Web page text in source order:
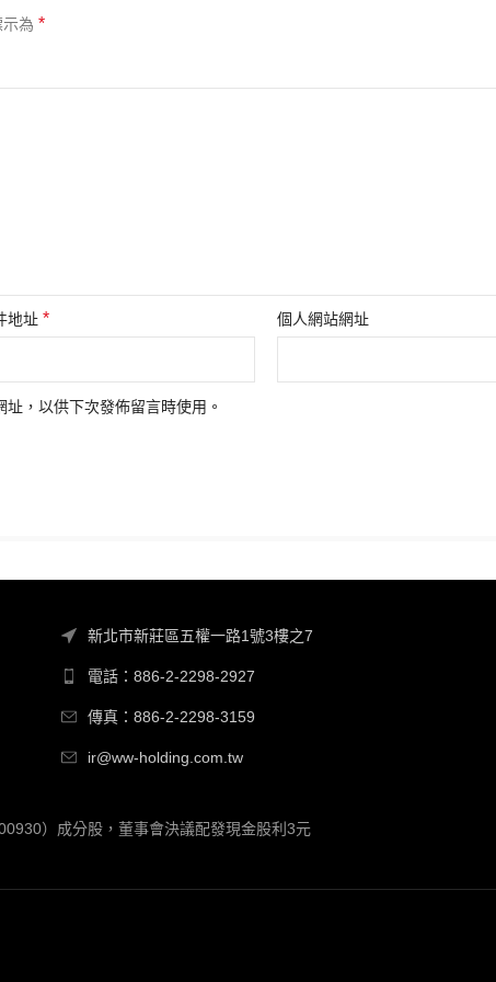
為 *
地址* 個人網站網址
，以供下次發佈留言時使用。
新北市新莊區五權一路1號3樓之7
電話：886-2-2298-2927
傳真：886-2-2298-3159
ir@ww-holding.com.tw
）成分股，董事會決議配發現金股利3元